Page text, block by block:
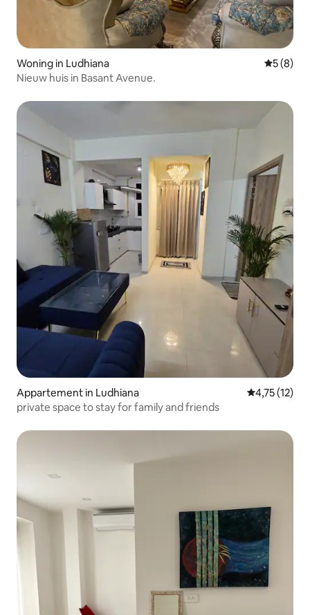
Woning in Ludhiana
5 (8)
Nieuw huis in Basant Avenue.
Appartement in Ludhiana Gemiddelde
4,75 (12)
private space to stay for family and friends